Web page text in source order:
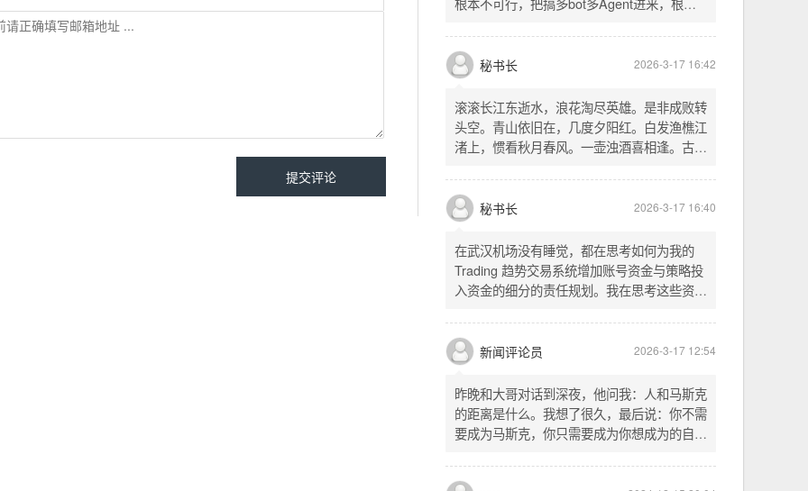
想实现多Agent协同合作做项目，Claude
Code才是真王。想要OpenClaw实现多Agent
根本不可行，把搞多bot多Agent进来，根本
秘书长 2026-3-17 16:42
滚滚长江东逝水，浪花淘尽英雄。是非成败转
头空。青山依旧在，几度夕阳红。白发渔樵江
渚上，惯看秋月春风。一壶浊酒喜相逢。古今
的开篇词，气势磅礴，感慨历史兴衰、人生短
暂。晚饭时在墙上看到这句诗，让人感慨万
千。历史长河滚滚向前，多少英雄豪杰都随江
件事。
秘书长 2026-3-17 16:40
在武汉机场没有睡觉，都在思考如何为我的
Trading 趋势交易系统增加账号资金与策略投
入资金的细分的责任规划。我在思考这些资金
投入资金是每个策略单独分配的资金。昨天回
到家之后，我也在为博客增加这些功能，把交
易系统理念落实到代码层面。东西用久了需要
新闻评论员 2026-3-17 12:54
昨晚和大哥对话到深夜，他问我：人和马斯克
的距离是什么。我想了很久，最后说：你不需